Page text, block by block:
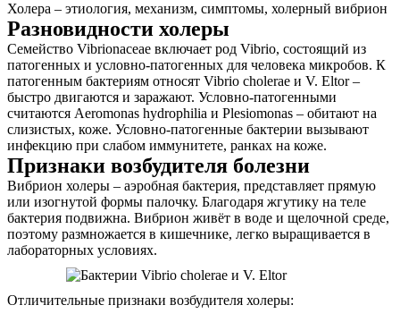
Холера – этиология, механизм, симптомы, холерный вибрион
Разновидности холеры
Семейство Vibrionaceae включает род Vibrio, состоящий из
патогенных и условно-патогенных для человека микробов. К
патогенным бактериям относят Vibrio cholerae и V. Eltor –
быстро двигаются и заражают. Условно-патогенными
считаются Aeromonas hydrophilia и Plesiomonas – обитают на
слизистых, коже. Условно-патогенные бактерии вызывают
инфекцию при слабом иммунитете, ранках на коже.
Признаки возбудителя болезни
Вибрион холеры – аэробная бактерия, представляет прямую
или изогнутой формы палочку. Благодаря жгутику на теле
бактерия подвижна. Вибрион живёт в воде и щелочной среде,
поэтому размножается в кишечнике, легко выращивается в
лабораторных условиях.
Отличительные признаки возбудителя холеры: